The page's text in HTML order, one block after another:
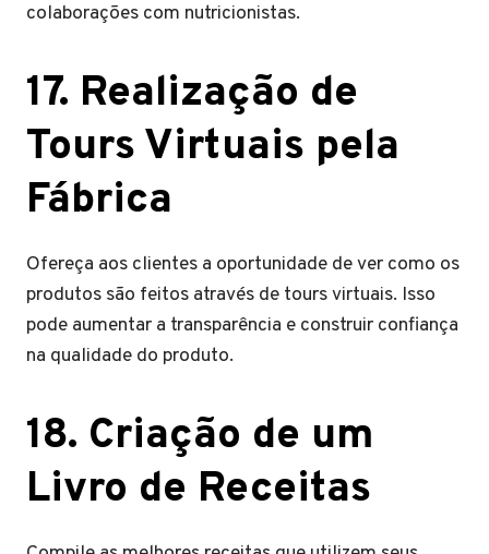
colaborações com nutricionistas.
17. Realização de
Tours Virtuais pela
Fábrica
Ofereça aos clientes a oportunidade de ver como os
produtos são feitos através de tours virtuais. Isso
pode aumentar a transparência e construir confiança
na qualidade do produto.
18. Criação de um
Livro de Receitas